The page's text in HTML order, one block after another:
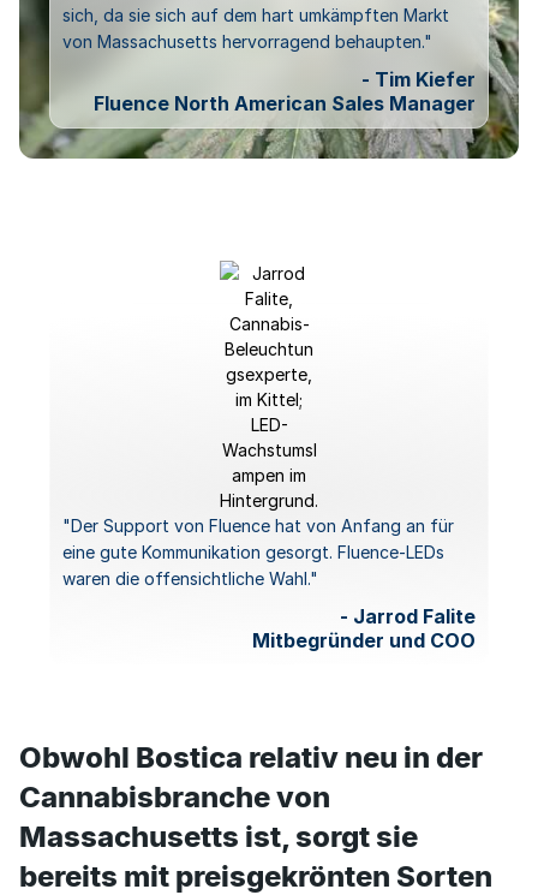
sich, da sie sich auf dem hart umkämpften Markt
von Massachusetts hervorragend behaupten."
- Tim Kiefer
Fluence North American Sales Manager
"Der Support von Fluence hat von Anfang an für
eine gute Kommunikation gesorgt. Fluence-LEDs
waren die offensichtliche Wahl."
- Jarrod Falite
Mitbegründer und COO
Obwohl Bostica relativ neu in der
Cannabisbranche von
Massachusetts ist, sorgt sie
bereits mit preisgekrönten Sorten